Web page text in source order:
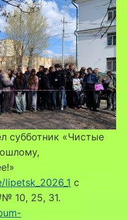
субботник «Чистые
с
10, 25, 31.